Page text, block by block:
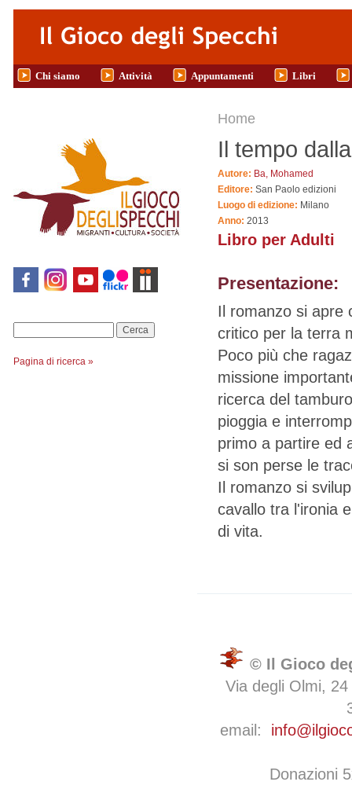
Salta al contenuto principale
Chi siamo Attività Appuntamenti Libri
Pagina di ricerca »
Tu sei qui
Home
Il tempo
Autore: Ba, Mohamed
Editore: San Paolo edizioni
Luogo di edizione: Milano
Anno: 2013
Libro per Adulti
Presentazione:
Il romanzo si apre
critico per la terra
Poco più che
missione
ricerca del
pioggia e
primo a partire ed
si son perse le
Il romanzo si
cavallo tra l'ironia
di vita.
© Il Gioco
Via degli Olmi,
email:
Donazioni